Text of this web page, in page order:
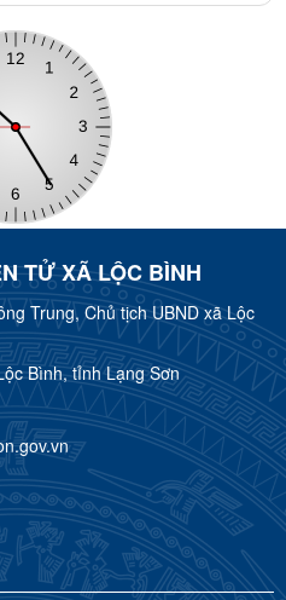
TỬ XÃ LỘC BÌNH
Trung, Chủ tịch UBND xã Lộc
Bình, tỉnh Lạng Sơn